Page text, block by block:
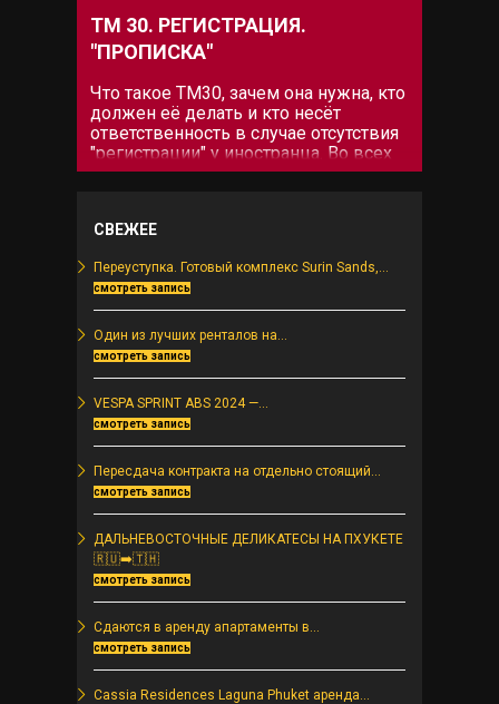
ТМ 30. РЕГИСТРАЦИЯ.
"ПРОПИСКА"
Что такое ТМ30, зачем она нужна, кто
должен её делать и кто несёт
ответственность в случае отсутствия
"регистрации" у иностранца. Во всех
этих вопросах разберёмся ниже. Что
2005 года совместно с законом об
СВЕЖЕЕ
Переуступка. Готовый комплекс Surin Sands,...
смотреть запись
Один из лучших ренталов на...
смотреть запись
VESPA SPRINT ABS 2024 —...
смотреть запись
Пересдача контракта на отдельно стоящий...
смотреть запись
ДАЛЬНЕВОСТОЧНЫЕ ДЕЛИКАТЕСЫ НА ПХУКЕТЕ
🇷🇺➡️🇹🇭
смотреть запись
Сдаются в аренду апартаменты в...
смотреть запись
Cassia Residences Laguna Phuket аренда...